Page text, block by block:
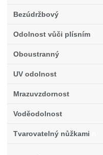
Bezúdržbový
Odolnost vůči plísním
Oboustranný
UV odolnost
Mrazuvzdornost
Voděodolnost
Tvarovatelný nůžkami